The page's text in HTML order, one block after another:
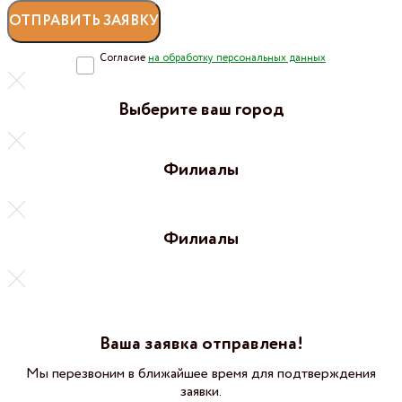
Согласие на обработку персональных данных
Выберите ваш город
Филиалы
Филиалы
Ваша заявка отправлена!
Мы перезвоним в ближайшее время для подтверждения
заявки.